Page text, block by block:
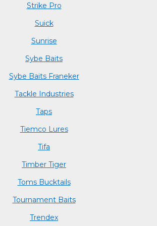
Strike Pro
Suick
Sunrise
Sybe Baits
Sybe Baits Franeker
Tackle Industries
Taps
Tiemco Lures
Tifa
Timber Tiger
Toms Bucktails
Tournament Baits
Trendex